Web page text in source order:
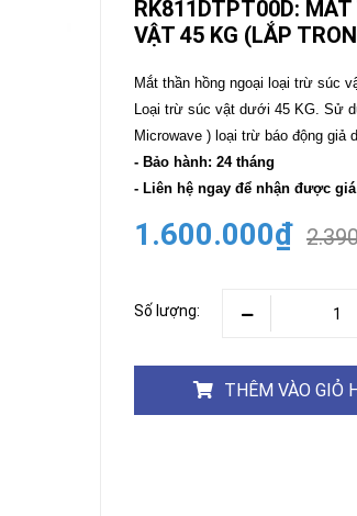
CAMERA
ĐỘNG
Hikvision
Camera
THIẾT
HỌP
TRỰC
Màn
hình
M27
BỊ
RK811DTPT00D:
VẬT 45 KG (LẮP
Mắt thần hồng ngoại loại trừ súc
Loại trừ súc vật dưới 45 KG. Sử
Microwave ) loại trừ báo động giả
- Bảo hành: 24 tháng
- Liên hệ ngay để nhận được
1.600.000₫
Số lượng:
THÊM VÀO GIỎ